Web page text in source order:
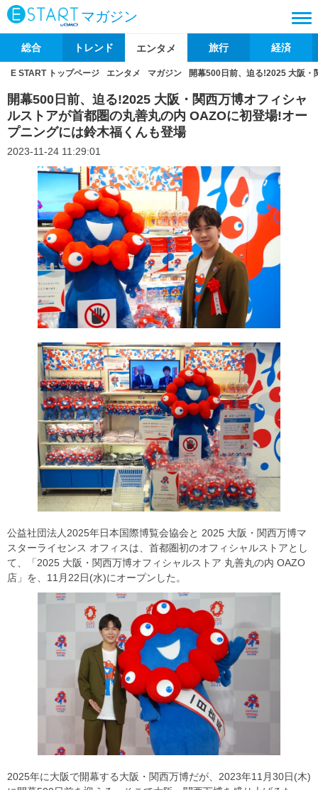
マガジン
総合 トレンド エンタメ 旅行 経済
E START トップページ エンタメ マガジン 開幕500日前、迫る!2025 大阪・
開幕500日前、迫る!2025 大阪・関西万博オフィシャ
ルストアが首都圏の丸善丸の内 OAZOに初登場!オー
プニングには鈴木福くんも登場
2023-11-24 11:29:01
公益社団法人2025年日本国際博覧会協会と 2025 大阪・関西万博マ
スターライセンス オフィスは、首都圏初のオフィシャルストアとし
て、「2025 大阪・関西万博オフィシャルストア 丸善丸の内 OAZO
店」を、11月22日(水)にオープンした。
2025年に大阪で開幕する大阪・関西万博だが、2023年11月30日(木)